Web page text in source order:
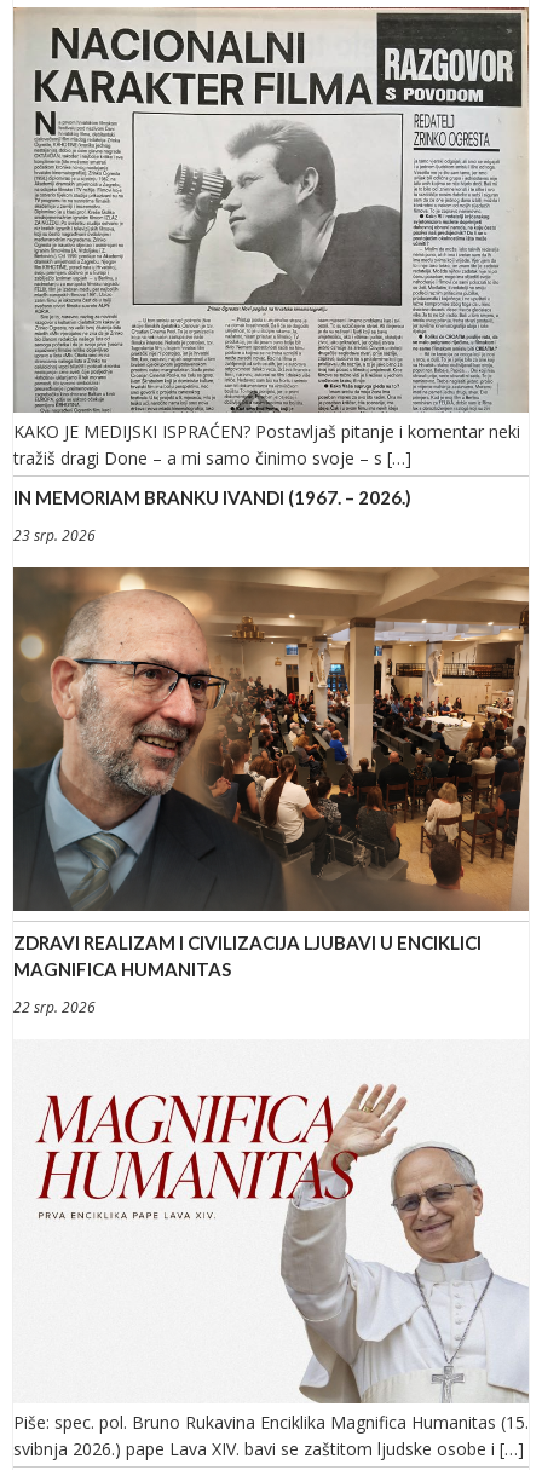
KAKO JE MEDIJSKI ISPRAĆEN? Postavljaš pitanje i komentar neki
tražiš dragi Done – a mi samo činimo svoje – s […]
IN MEMORIAM BRANKU IVANDI (1967. – 2026.)
23 srp. 2026
ZDRAVI REALIZAM I CIVILIZACIJA LJUBAVI U ENCIKLICI
MAGNIFICA HUMANITAS
22 srp. 2026
Piše: spec. pol. Bruno Rukavina Enciklika Magnifica Humanitas (15.
svibnja 2026.) pape Lava XIV. bavi se zaštitom ljudske osobe i […]